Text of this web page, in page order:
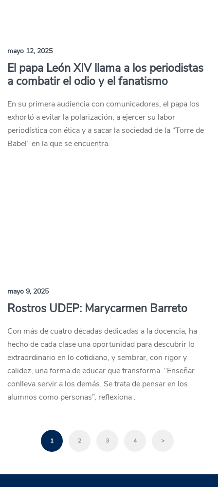
mayo 12, 2025
El papa León XIV llama a los periodistas
a combatir el odio y el fanatismo
En su primera audiencia con comunicadores, el papa los
exhortó a evitar la polarización, a ejercer su labor
periodística con ética y a sacar la sociedad de la “Torre de
Babel” en la que se encuentra.
mayo 9, 2025
Rostros UDEP: Marycarmen Barreto
Con más de cuatro décadas dedicadas a la docencia, ha
hecho de cada clase una oportunidad para descubrir lo
extraordinario en lo cotidiano, y sembrar, con rigor y
calidez, una forma de educar que transforma. “Enseñar
conlleva servir a los demás. Se trata de pensar en los
alumnos como personas”, reflexiona .
1 2 3 4 >